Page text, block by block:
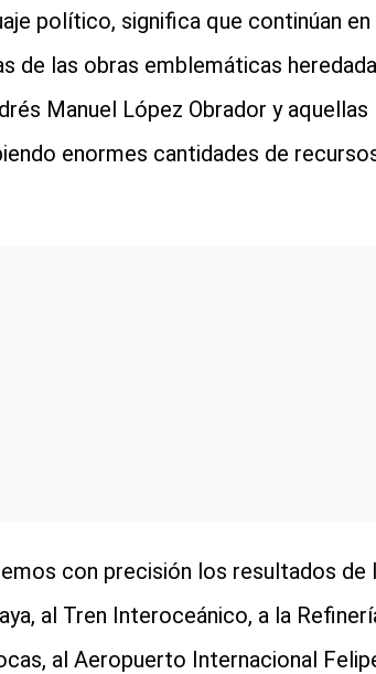
político, significa que continúan en
de las obras emblemáticas
Manuel López Obrador y aquellas
enormes cantidades de
con precisión los resultados de
al Tren Interoceánico, a la
al Aeropuerto Internacional